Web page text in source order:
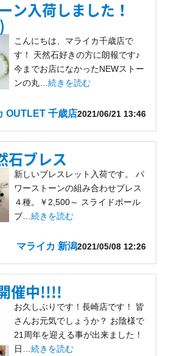
ン入荷しました！
こんにちは、マライカ千歳店で
す！ 天然石好きの方に朗報です♪
今までお店になかったNEWストー
ンの丸…続きを読む
OUTLET 千歳店2021/06/21 13:46
石ブレス
新しいブレスレット入荷です。 パ
ワーストーンの組み合わせブレス
４種。￥2,500～ スライドボール
ブ…続きを読む
マライカ 新潟2021/05/08 12:26
催中!!!!
お久しぶりです！長崎店です！ 皆
さんお元気でしょうか？ お陰様で
21周年を迎える事が出来ました！
日…続きを読む